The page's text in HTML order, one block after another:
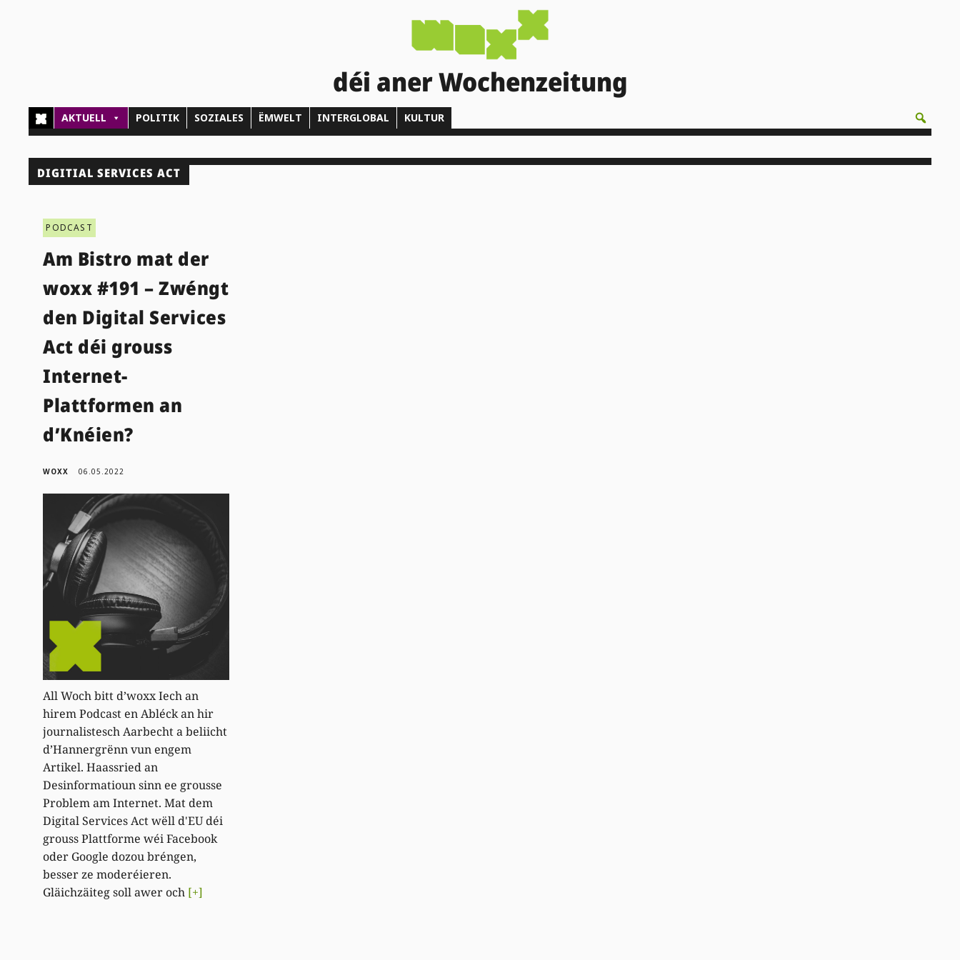
déi aner Wochenzeitung
AKTUELL POLITIK SOZIALES ËMWELT INTERGLOBAL KULTUR
DIGITIAL SERVICES ACT
PODCAST
Am Bistro mat der
woxx #191 – Zwéngt
den Digital Services
Act déi grouss
Internet-
Plattformen an
d’Knéien?
WOXX 06.05.2022
All Woch bitt d’woxx Iech an
hirem Podcast en Abléck an hir
journalistesch Aarbecht a beliicht
d’Hannergrënn vun engem
Artikel. Haassried an
Desinformatioun sinn ee grousse
Problem am Internet. Mat dem
Digital Services Act wëll d'EU déi
grouss Plattforme wéi Facebook
oder Google dozou bréngen,
besser ze moderéieren.
Gläichzäiteg soll awer och [+]